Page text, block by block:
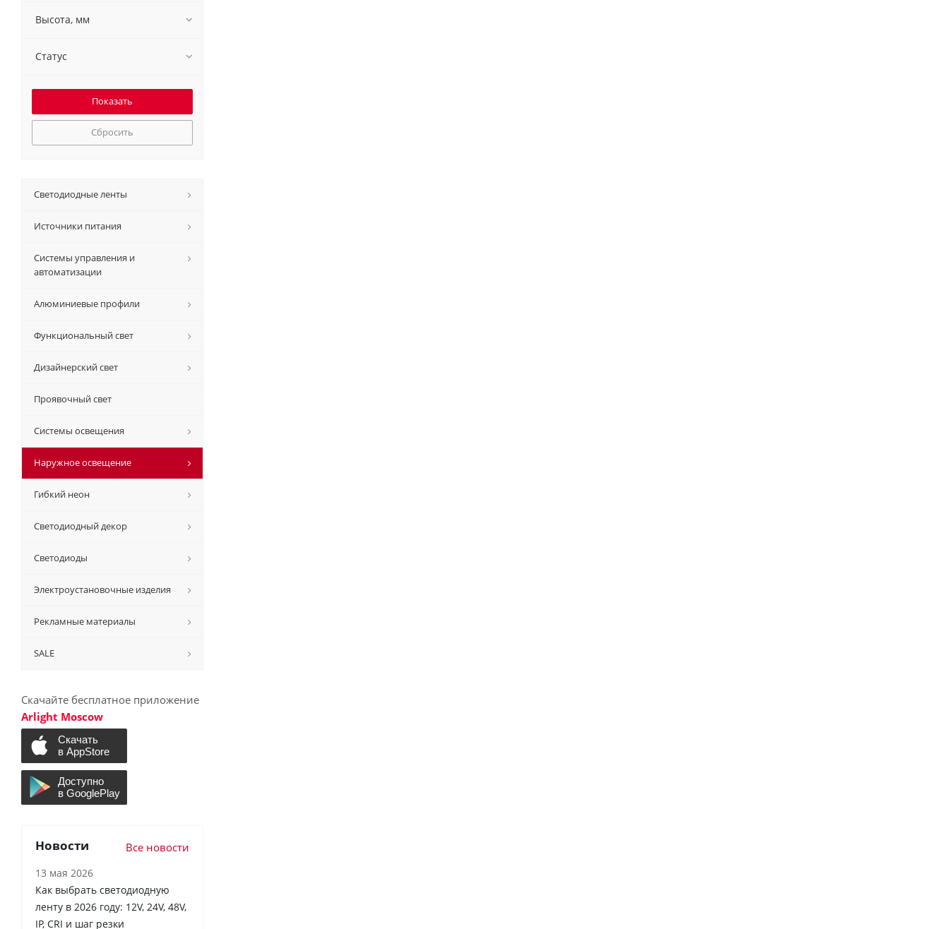
Высота, мм
Статус
Сбросить
Светодиодные ленты
Источники питания
Системы управления и
автоматизации
Алюминиевые профили
Функциональный свет
Дизайнерский свет
Проявочный свет
Системы освещения
Наружное освещение
Гибкий неон
Светодиодный декор
Светодиоды
Электроустановочные изделия
Рекламные материалы
SALE
Скачайте бесплатное приложение
Arlight Moscow
Новости Все новости
13 мая 2026
Как выбрать светодиодную
ленту в 2026 году: 12V, 24V, 48V,
IP, CRI и шаг резки